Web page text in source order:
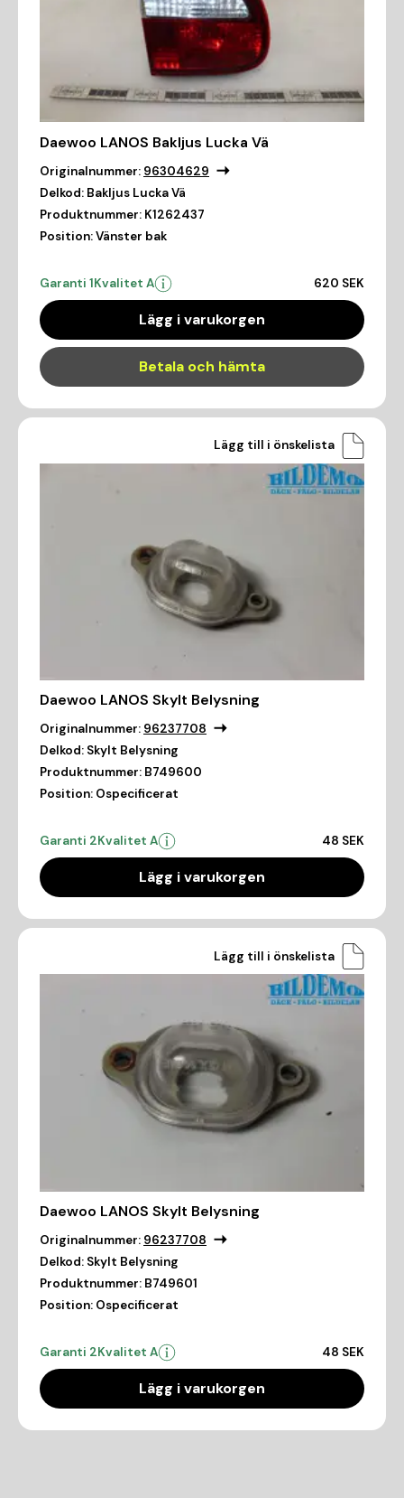
Daewoo LANOS Bakljus Lucka Vä
Originalnummer: 96304629
Delkod: Bakljus Lucka Vä
Produktnummer: K1262437
Position:Vänster bak
Garanti 1Kvalitet A 620 SEK
Lägg i varukorgen
Betala och hämta
Lägg till i önskelista
Daewoo LANOS Skylt Belysning
Originalnummer: 96237708
Delkod: Skylt Belysning
Produktnummer: B749600
Position: Ospecificerat
Garanti 2Kvalitet A 48 SEK
Lägg i varukorgen
Lägg till i önskelista
Daewoo LANOS Skylt Belysning
Originalnummer: 96237708
Delkod: Skylt Belysning
Produktnummer: B749601
Position: Ospecificerat
Garanti 2Kvalitet A 48 SEK
Lägg i varukorgen